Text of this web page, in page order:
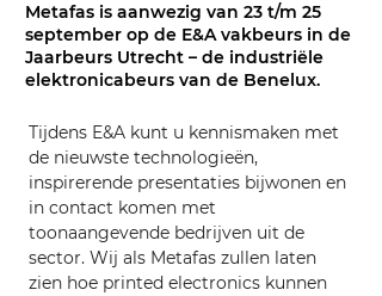
Metafas is aanwezig van 23 t/m 25
september op de E&A vakbeurs in de
Jaarbeurs Utrecht – de industriële
elektronicabeurs van de Benelux.
Tijdens E&A kunt u kennismaken met
de nieuwste technologieën,
inspirerende presentaties bijwonen en
in contact komen met
toonaangevende bedrijven uit de
sector. Wij als Metafas zullen laten
zien hoe printed electronics kunnen